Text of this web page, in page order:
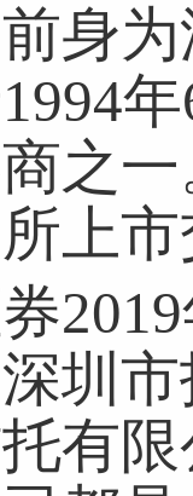
身
之
上
圳
有